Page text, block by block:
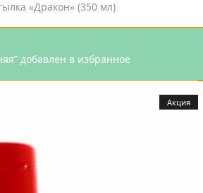
апреля
марта
декабря
«Дракон» (350 мл)
добавлен в избранное
Акция